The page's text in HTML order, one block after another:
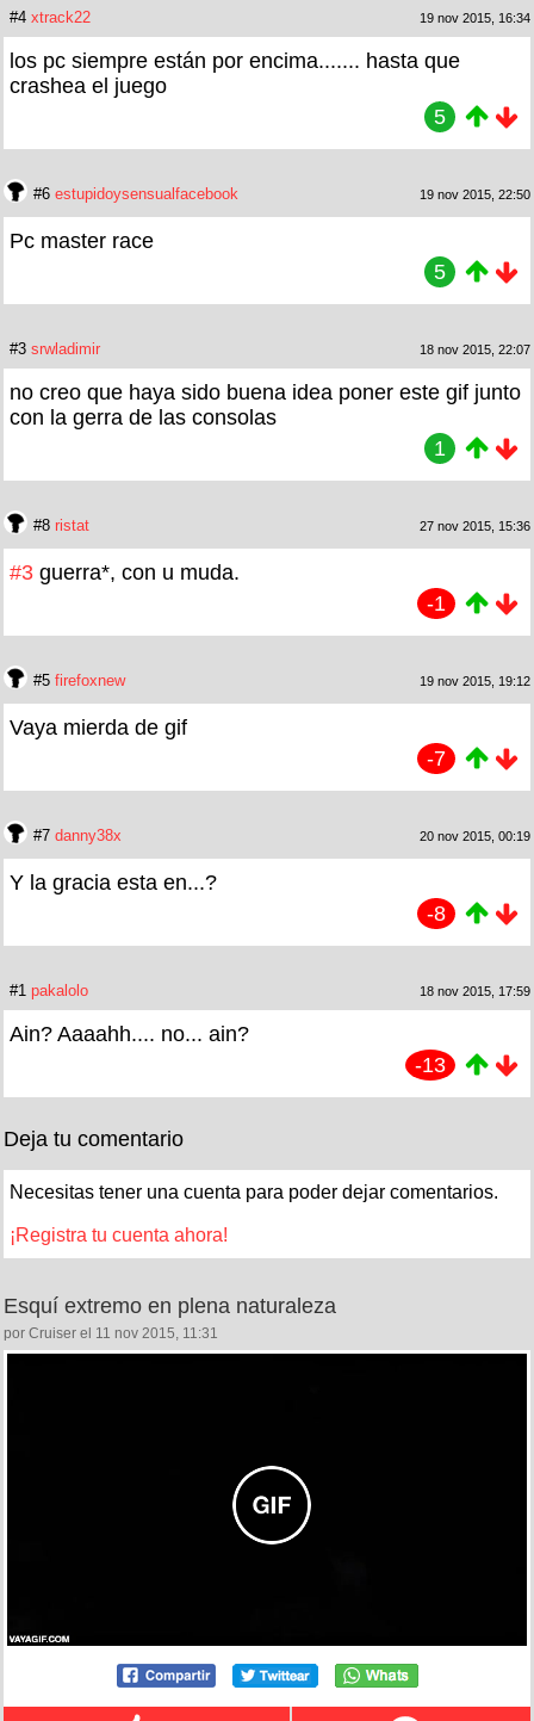
#4 xtrack22 19 nov 2015, 16:34
los pc siempre están por encima....... hasta que
crashea el juego
5
#6 estupidoysensualfacebook 19 nov 2015, 22:50
Pc master race
5
#3 srwladimir 18 nov 2015, 22:07
no creo que haya sido buena idea poner este gif junto
con la gerra de las consolas
1
#8 ristat 27 nov 2015, 15:36
#3 guerra*, con u muda.
-1
#5 firefoxnew 19 nov 2015, 19:12
Vaya mierda de gif
-7
#7 danny38x 20 nov 2015, 00:19
Y la gracia esta en...?
-8
#1 pakalolo 18 nov 2015, 17:59
Ain? Aaaahh.... no... ain?
-13
Deja tu comentario
Necesitas tener una cuenta para poder dejar comentarios.
¡Registra tu cuenta ahora!
Esquí extremo en plena naturaleza
por Cruiser el 11 nov 2015, 11:31